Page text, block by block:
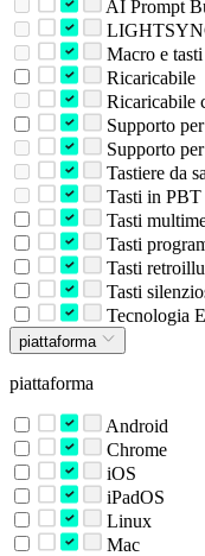
AI Prompt
Macro e
Ricaricabile
Ricaricabile
Supporto
Supporto
Tastiere da
Tasti in PBT
Tasti
Tasti
Tasti
Tasti
Tecnologia
piattaforma
piattaforma
Android
Chrome
iOS
iPadOS
Linux
Mac